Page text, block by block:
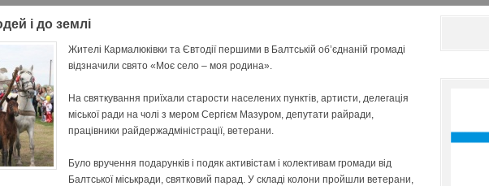
і до землі
Жителі Карма­люківки та Євтодії першими в Балтській об’єднаній гро­ма­ді
відзначили свя­то «Моє село – моя родина».
На святкування приїхали старости населених пунктів, артисти, делегація
міської ради на чолі з мером Сергієм Мазуром, депутати райради,
працівники райдержадміністрації, ветерани.
Було вручення подарунків і подяк активістам і колективам громади від
Балтської міськради, святковий парад. У складі колони пройшли ветерани,